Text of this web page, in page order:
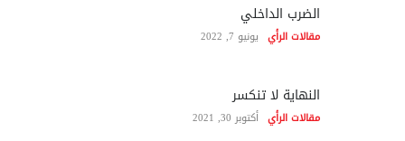
الضرب الداخلي
مقالات الرأي يونيو 7, 2022
النهاية لا تنكسر
مقالات الرأي أكتوبر 30, 2021